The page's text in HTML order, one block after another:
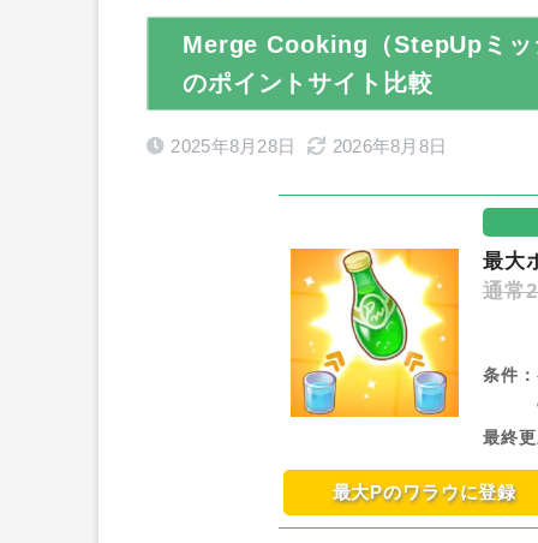
Merge Cooking（StepUpミッ
のポイントサイト比較
2025年8月28日 2026年8月8日
最大
通常
条件：
最終
最大Pのワラウに登録